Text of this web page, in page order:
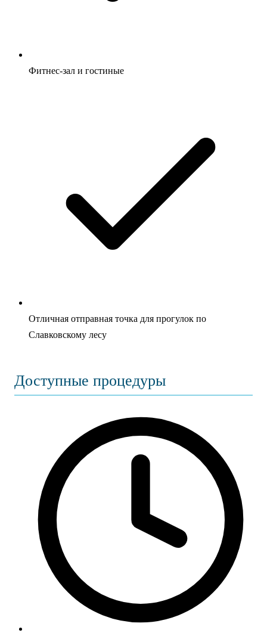
Фитнес-зал и гостиные
Отличная отправная точка для прогулок по
Славковскому лесу
Доступные процедуры